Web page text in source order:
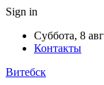
Sign in
Суббота, 8
Контакты
Витебск